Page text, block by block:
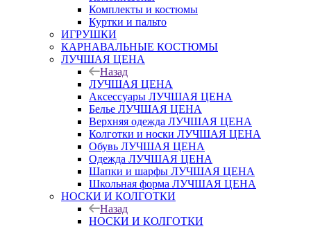
Комплекты и костюмы
Куртки и пальто
ИГРУШКИ
КАРНАВАЛЬНЫЕ КОСТЮМЫ
ЛУЧШАЯ ЦЕНА
Назад
ЛУЧШАЯ ЦЕНА
Аксессуары ЛУЧШАЯ ЦЕНА
Белье ЛУЧШАЯ ЦЕНА
Верхняя одежда ЛУЧШАЯ ЦЕНА
Колготки и носки ЛУЧШАЯ ЦЕНА
Обувь ЛУЧШАЯ ЦЕНА
Одежда ЛУЧШАЯ ЦЕНА
Шапки и шарфы ЛУЧШАЯ ЦЕНА
Школьная форма ЛУЧШАЯ ЦЕНА
НОСКИ И КОЛГОТКИ
Назад
НОСКИ И КОЛГОТКИ